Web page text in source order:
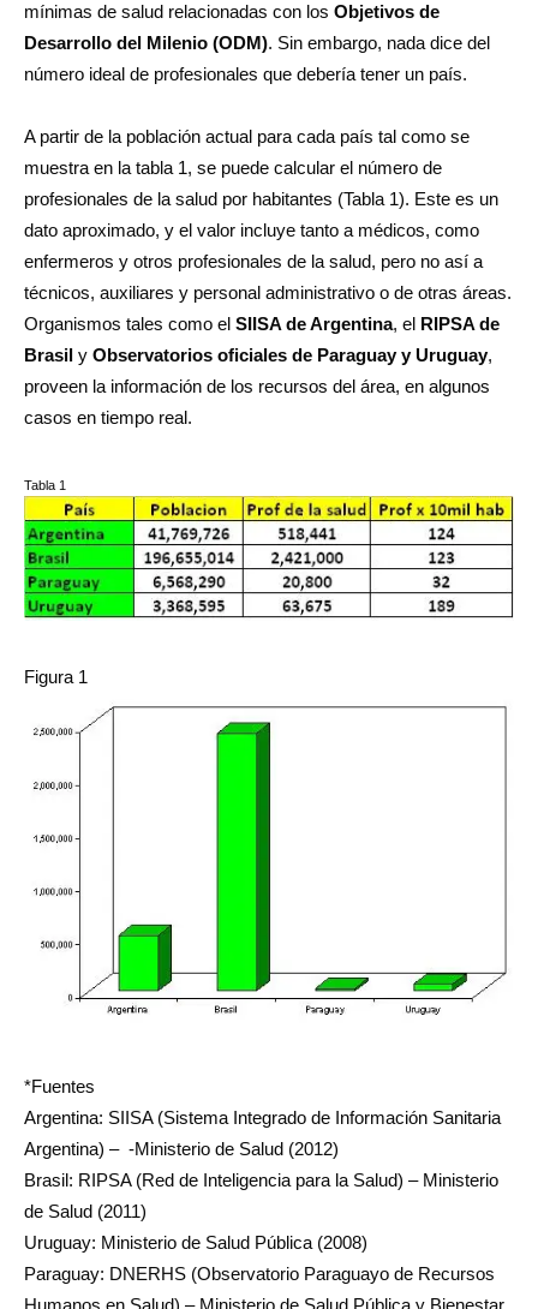
mínimas de salud relacionadas con los Objetivos de
Desarrollo del Milenio (ODM). Sin embargo, nada dice del
número ideal de profesionales que debería tener un país.
A partir de la población actual para cada país tal como se
muestra en la tabla 1, se puede calcular el número de
profesionales de la salud por habitantes (Tabla 1). Este es un
dato aproximado, y el valor incluye tanto a médicos, como
enfermeros y otros profesionales de la salud, pero no así a
técnicos, auxiliares y personal administrativo o de otras áreas.
Organismos tales como el SIISA de Argentina, el RIPSA de
Brasil y Observatorios oficiales de Paraguay y Uruguay,
proveen la información de los recursos del área, en algunos
casos en tiempo real.
Tabla 1
Figura 1
*Fuentes
Argentina: SIISA (Sistema Integrado de Información Sanitaria
Argentina) – -Ministerio de Salud (2012)
Brasil: RIPSA (Red de Inteligencia para la Salud) – Ministerio
de Salud (2011)
Uruguay: Ministerio de Salud Pública (2008)
Paraguay: DNERHS (Observatorio Paraguayo de Recursos